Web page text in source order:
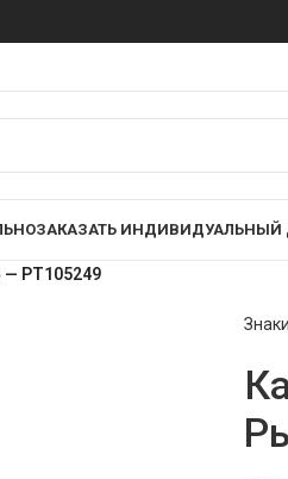
ЗАКАЗАТЬ ИНДИВИДУАЛЬНЫЙ
— PT105249